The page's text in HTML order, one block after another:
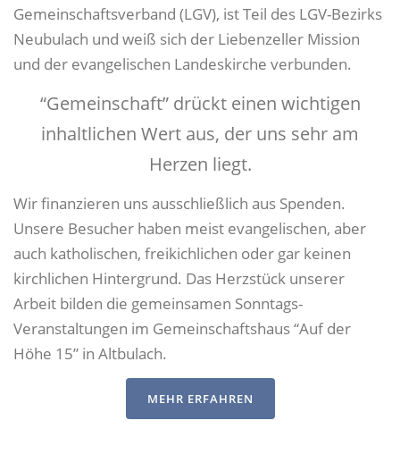
Gemeinschaftsverband (LGV), ist Teil des LGV-Bezirks
Neubulach und weiß sich der Liebenzeller Mission
und der evangelischen Landeskirche verbunden.
“Gemeinschaft” drückt einen wichtigen
inhaltlichen Wert aus, der uns sehr am
Herzen liegt.
Wir finanzieren uns ausschließlich aus Spenden.
Unsere Besucher haben meist evangelischen, aber
auch katholischen, freikichlichen oder gar keinen
kirchlichen Hintergrund. Das Herzstück unserer
Arbeit bilden die gemeinsamen Sonntags-
Veranstaltungen im Gemeinschaftshaus “Auf der
Höhe 15” in Altbulach.
MEHR ERFAHREN